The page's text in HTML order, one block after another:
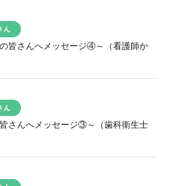
ん
皆さんへメッセージ④～（看護師か
ん
さんへメッセージ③～（歯科衛生士